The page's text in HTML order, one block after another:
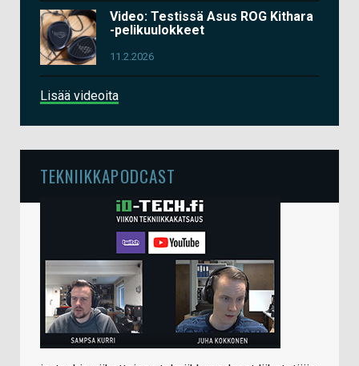
Video: Testissä Asus ROG Kithara
-pelikuulokkeet
11.2.2026
Lisää videoita
TEKNIIKKAPODCAST